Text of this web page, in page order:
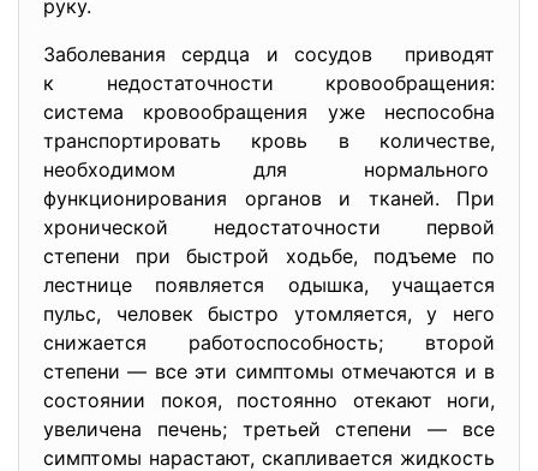
руку.
Заболевания сердца и сосудов приводят
к недостаточности кровообращения:
система кровообращения уже неспособна
транспортировать кровь в количестве,
необходимом для нормального
функционирования органов и тканей. При
хронической недостаточности первой
степени при быстрой ходьбе, подъеме по
лестнице появляется одышка, учащается
пульс, человек быстро утомляется, у него
снижается работоспособность; второй
степени — все эти симптомы отмечаются и в
состоянии покоя, постоянно отекают ноги,
увеличена печень; третьей степени — все
симптомы нарастают, скапливается жидкость